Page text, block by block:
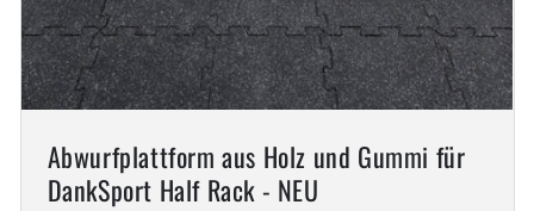
Abwurfplattform aus Holz und Gummi für
DankSport Half Rack - NEU